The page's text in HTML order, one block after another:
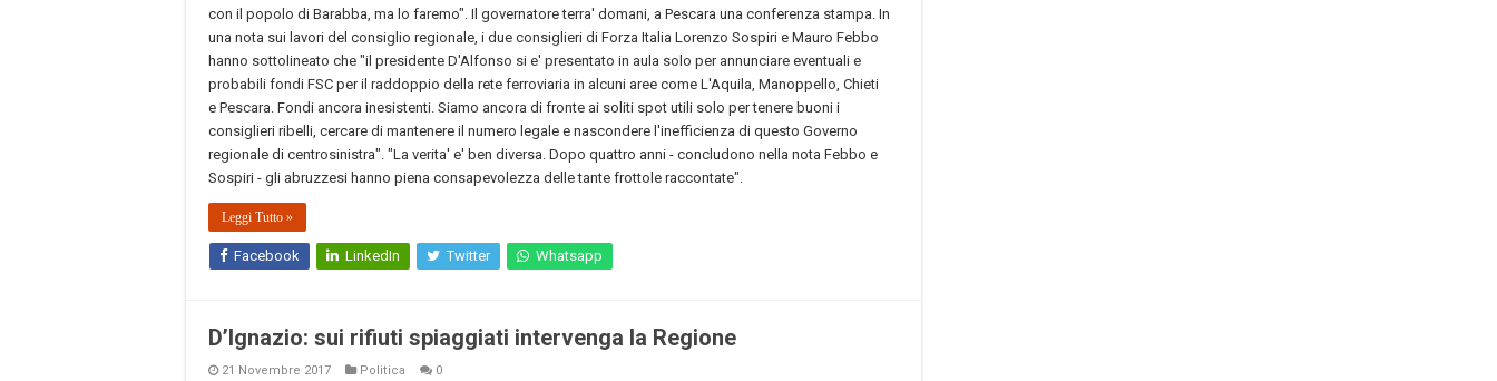
con il popolo di Barabba, ma lo faremo". Il governatore terra' domani, a Pescara una conferenza stampa. In
una nota sui lavori del consiglio regionale, i due consiglieri di Forza Italia Lorenzo Sospiri e Mauro Febbo
hanno sottolineato che "il presidente D'Alfonso si e' presentato in aula solo per annunciare eventuali e
probabili fondi FSC per il raddoppio della rete ferroviaria in alcuni aree come L'Aquila, Manoppello, Chieti
e Pescara. Fondi ancora inesistenti. Siamo ancora di fronte ai soliti spot utili solo per tenere buoni i
consiglieri ribelli, cercare di mantenere il numero legale e nascondere l'inefficienza di questo Governo
regionale di centrosinistra". "La verita' e' ben diversa. Dopo quattro anni - concludono nella nota Febbo e
Sospiri - gli abruzzesi hanno piena consapevolezza delle tante frottole raccontate".
Leggi Tutto »
Facebook LinkedIn Twitter Whatsapp
D’Ignazio: sui rifiuti spiaggiati intervenga la Regione
21 Novembre 2017 Politica 0